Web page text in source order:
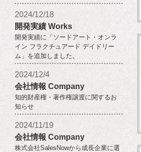
2024/12/18
開発実績 Works
開発実績に「ソードアート・オンラ
イン フラクチュアード デイドリー
ム」を追加しました。
2024/12/4
会社情報 Company
知的財産権・著作権譲渡に関するお
知らせ
2024/11/19
会社情報 Company
株式会社SalesNowから成長企業に選